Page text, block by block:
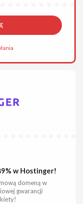
w Hostinger!
domeną w
gwarancji